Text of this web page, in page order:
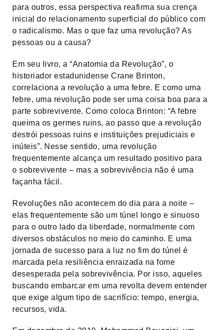
para outros, essa perspectiva reafirma sua crença
inicial do relacionamento superficial do público com
o radicalismo. Mas o que faz uma revolução? As
pessoas ou a causa?
Em seu livro, a “Anatomia da Revolução”, o
historiador estadunidense Crane Brinton,
correlaciona a revolução a uma febre. E como uma
febre, uma revolução pode ser uma coisa boa para a
parte sobrevivente. Como coloca Brinton: “A febre
queima os germes ruins, ao passo que a revolução
destrói pessoas ruins e instituições prejudiciais e
inúteis”. Nesse sentido, uma revolução
frequentemente alcança um resultado positivo para
o sobrevivente – mas a sobrevivência não é uma
façanha fácil.
Revoluções não acontecem do dia para a noite –
elas frequentemente são um túnel longo e sinuoso
para o outro lado da liberdade, normalmente com
diversos obstáculos no meio do caminho. E uma
jornada de sucesso para a luz no fim do túnel é
marcada pela resiliência enraizada na fome
desesperada pela sobrevivência. Por isso, aqueles
buscando embarcar em uma revolta devem entender
que exige algum tipo de sacrifício: tempo, energia,
recursos, vida.